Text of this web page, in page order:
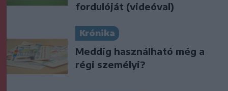
fordulóját (videóval)
Krónika
Meddig használható még a
régi személyi?